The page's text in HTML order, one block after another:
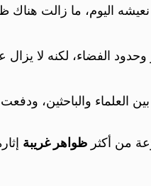
نعيشه اليوم، ما زالت
الفضاء، لكنه لا
العلماء والباحثين،
من أكثر ظواهر غريبة